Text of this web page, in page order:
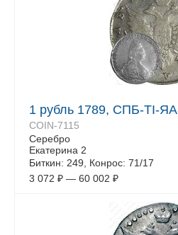
1 рубль 1789, СПБ-TI-ЯА
COIN-7115
Серебро
Екатерина 2
Биткин: 249, Конрос: 71/17
3 072 ₽ — 60 002 ₽